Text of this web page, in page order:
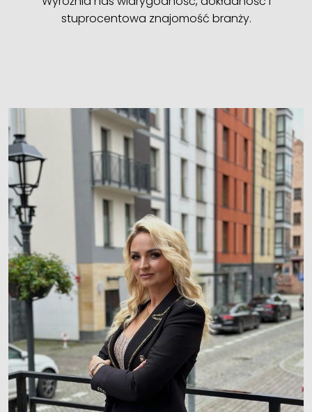
stuprocentowa znajomość branży.